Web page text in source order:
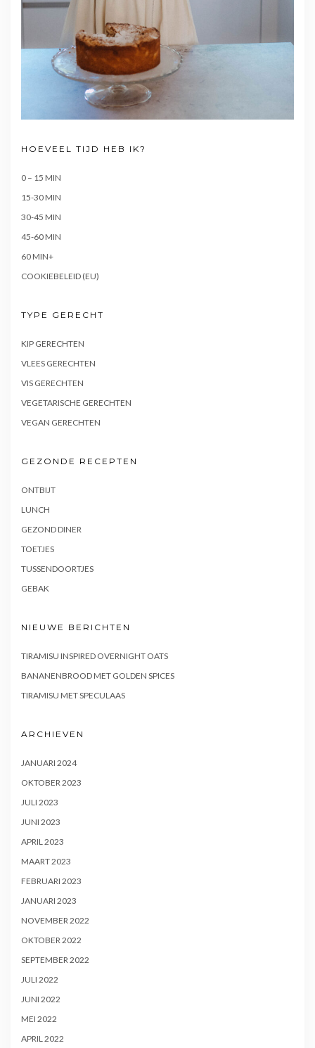
HOEVEEL TIJD HEB IK?
0 – 15 MIN
15-30 MIN
30-45 MIN
45-60 MIN
60 MIN+
COOKIEBELEID (EU)
TYPE GERECHT
KIP GERECHTEN
VLEES GERECHTEN
VIS GERECHTEN
VEGETARISCHE GERECHTEN
VEGAN GERECHTEN
GEZONDE RECEPTEN
ONTBIJT
LUNCH
GEZOND DINER
TOETJES
TUSSENDOORTJES
GEBAK
NIEUWE BERICHTEN
TIRAMISU INSPIRED OVERNIGHT OATS
BANANENBROOD MET GOLDEN SPICES
TIRAMISU MET SPECULAAS
ARCHIEVEN
JANUARI 2024
OKTOBER 2023
JULI 2023
JUNI 2023
APRIL 2023
MAART 2023
FEBRUARI 2023
JANUARI 2023
NOVEMBER 2022
OKTOBER 2022
SEPTEMBER 2022
JULI 2022
JUNI 2022
MEI 2022
APRIL 2022